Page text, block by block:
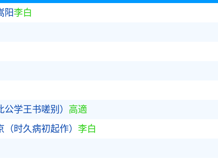
阳李白
学王书嗟别） 高適
时久病初起作） 李白